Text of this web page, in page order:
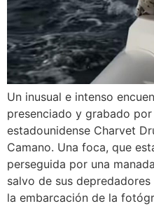
Un inusual e intenso
presenciado y grabado
estadounidense Charvet
Camano. Una foca, que
perseguida por una
salvo de sus
la embarcación de la